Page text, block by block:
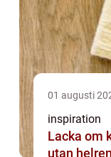
01 augusti
inspiration
Lacka om
utan